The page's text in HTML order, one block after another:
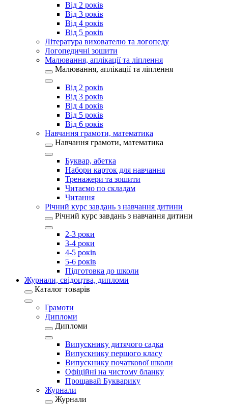
Від 2 років
Від 3 років
Від 4 років
Від 5 років
Література вихователю та логопеду
Логопедичні зошити
Малювання, аплікації та ліплення
Малювання, аплікації та ліплення
Від 2 років
Від 3 років
Від 4 років
Від 5 років
Від 6 років
Навчання грамоти, математика
Навчання грамоти, математика
Буквар, абетка
Набори карток для навчання
Тренажери та зошити
Читаємо по складам
Читання
Річний курс завдань з навчання дитини
Річний курс завдань з навчання дитини
2-3 роки
3-4 роки
4-5 років
5-6 років
Підготовка до школи
Журнали, свідоцтва, дипломи
Каталог товарів
Грамоти
Дипломи
Дипломи
Випускнику дитячого садка
Випускнику першого класу
Випускнику початкової школи
Офіційні на чистому бланку
Прощавай Букварику
Журнали
Журнали